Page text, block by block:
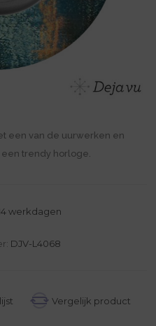
een van de uurwerken en
trendy horloge.
werkdagen
DJV-L4068